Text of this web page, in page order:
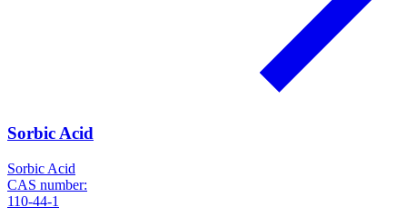
Sorbic Acid
Sorbic Acid
CAS number:
110-44-1